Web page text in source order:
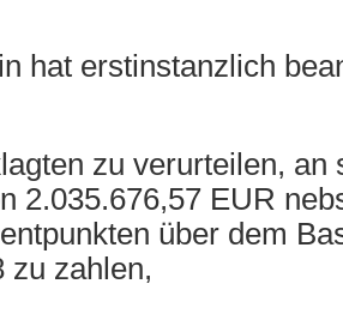
hat erstinstanzlich
zu verurteilen, an
2.035.676,57 EUR
über dem
zu zahlen,